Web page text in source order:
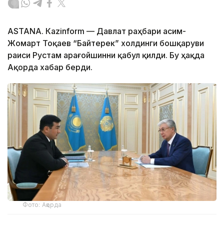
ASTANА. Каzinform — Давлат раҳбари Қасим-
Жомарт Тоқаев “Байтерек” холдинги бошқаруви
раиси Рустам Қарағойшинни қабул қилди. Бу ҳақда
Ақорда хабар берди.
Фото: Ақорда